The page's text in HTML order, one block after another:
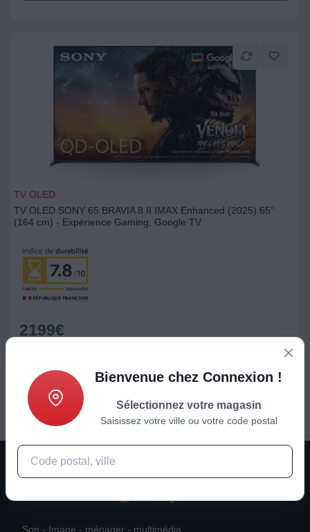
TV OLED
TV OLED SONY 65 BRAVIA 8 II IMAX Enhanced (2025) 65"
(164 cm) - Expérience Gaming, Google TV
2199€
Son - Image - ménager - multimédia
Bienvenue chez Connexion !
Sélectionnez votre magasin
Saisissez votre ville ou votre code postal